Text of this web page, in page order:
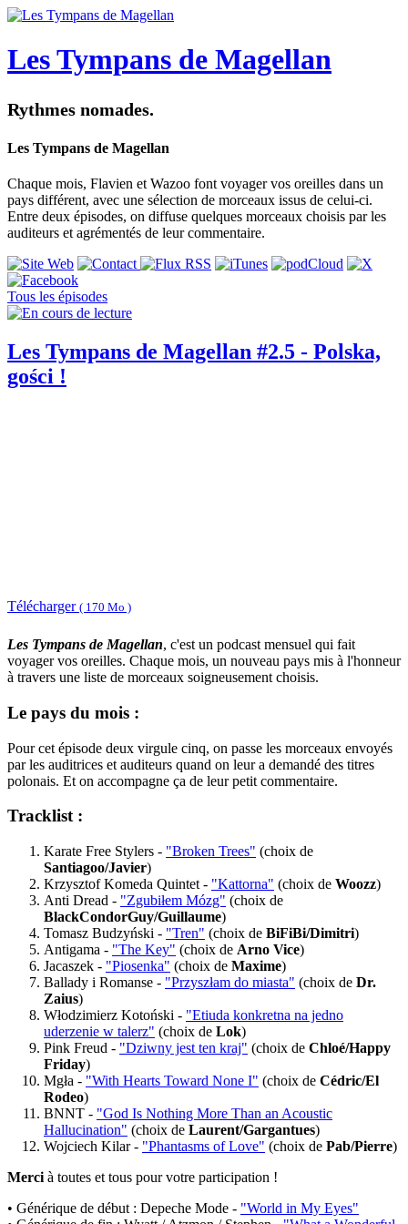
Les Tympans de Magellan
Rythmes nomades.
Les Tympans de Magellan
Chaque mois, Flavien et Wazoo font voyager vos oreilles dans un
pays différent, avec une sélection de morceaux issus de celui-ci.
Entre deux épisodes, on diffuse quelques morceaux choisis par les
auditeurs et agrémentés de leur commentaire.
Tous les épisodes
Les Tympans de Magellan #2.5 - Polska,
gości !
Télécharger ( 170 Mo )
Les Tympans de Magellan, c'est un podcast mensuel qui fait
voyager vos oreilles. Chaque mois, un nouveau pays mis à l'honneur
à travers une liste de morceaux soigneusement choisis.
Le pays du mois :
Pour cet épisode deux virgule cinq, on passe les morceaux envoyés
par les auditrices et auditeurs quand on leur a demandé des titres
polonais. Et on accompagne ça de leur petit commentaire.
Tracklist :
Karate Free Stylers - "Broken Trees" (choix de
Santiagoo/Javier)
Krzysztof Komeda Quintet - "Kattorna" (choix de Woozz)
Anti Dread - "Zgubiłem Mózg" (choix de
BlackCondorGuy/Guillaume)
Tomasz Budzyński - "Tren" (choix de BiFiBi/Dimitri)
Antigama - "The Key" (choix de Arno Vice)
Jacaszek - "Piosenka" (choix de Maxime)
Ballady i Romanse - "Przyszłam do miasta" (choix de Dr.
Zaius)
Włodzimierz Kotoński - "Etiuda konkretna na jedno
uderzenie w talerz" (choix de Lok)
Pink Freud - "Dziwny jest ten kraj" (choix de Chloé/Happy
Friday)
Mgła - "With Hearts Toward None I" (choix de Cédric/El
Rodeo)
BNNT - "God Is Nothing More Than an Acoustic
Hallucination" (choix de Laurent/Gargantues)
Wojciech Kilar - "Phantasms of Love" (choix de Pab/Pierre)
Merci à toutes et tous pour votre participation !
• Générique de début : Depeche Mode - "World in My Eyes"